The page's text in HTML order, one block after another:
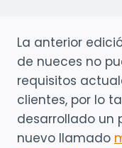
La anterior
de nueces no
requisitos
clientes, por lo
desarrollado un
nuevo llamado